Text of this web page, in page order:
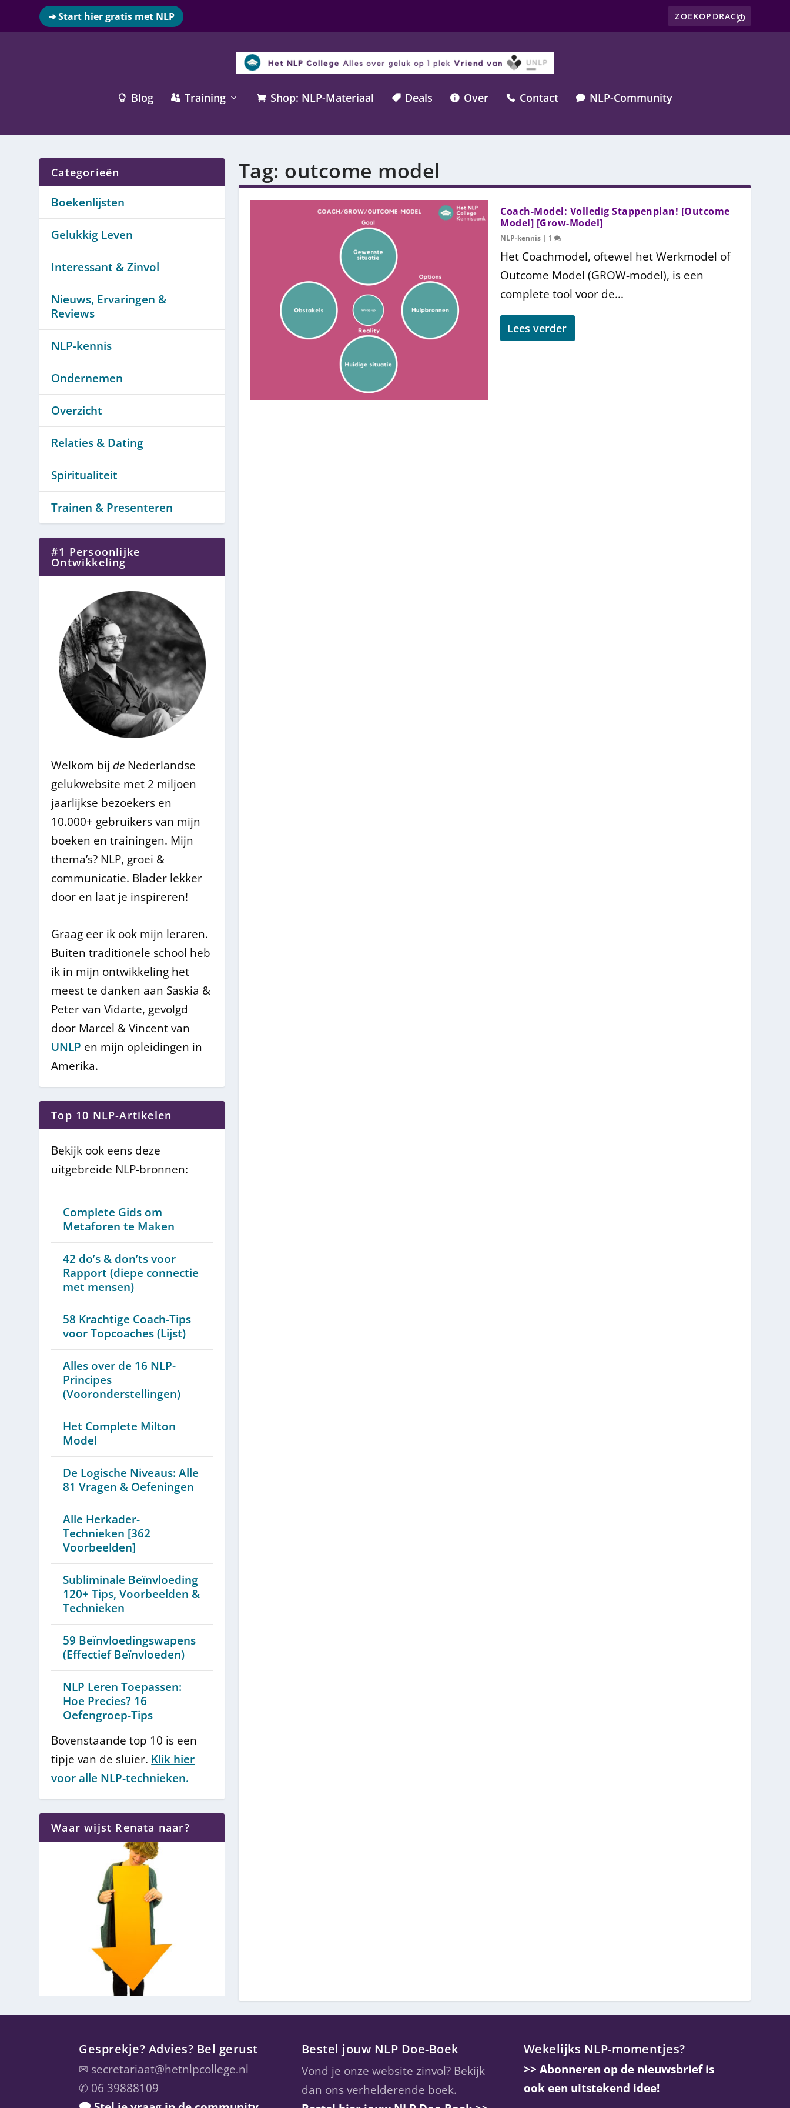
➜ Start hier gratis met NLP
 Blog  Training  Shop: NLP-Materiaal  Deals  Over  Contact  NLP-Community
Tag: outcome model
Coach-Model: Volledig Stappenplan! [Outcome
Model] [Grow-Model]
NLP-kennis | 1
Het Coachmodel, oftewel het Werkmodel of
Outcome Model (GROW-model), is een
complete tool voor de...
Lees verder
Categorieën
Boekenlijsten
Gelukkig Leven
Interessant & Zinvol
Nieuws, Ervaringen &
Reviews
NLP-kennis
Ondernemen
Overzicht
Relaties & Dating
Spiritualiteit
Trainen & Presenteren
#1 Persoonlijke
Ontwikkeling
Welkom bij de Nederlandse
gelukwebsite met 2 miljoen
jaarlijkse bezoekers en
10.000+ gebruikers van mijn
boeken en trainingen. Mijn
thema’s? NLP, groei &
communicatie. Blader lekker
door en laat je inspireren!
Graag eer ik ook mijn leraren.
Buiten traditionele school heb
ik in mijn ontwikkeling het
meest te danken aan Saskia &
Peter van Vidarte, gevolgd
door Marcel & Vincent van
UNLP en mijn opleidingen in
Amerika.
Top 10 NLP-Artikelen
Bekijk ook eens deze
uitgebreide NLP-bronnen:
Complete Gids om
Metaforen te Maken
42 do’s & don’ts voor
Rapport (diepe connectie
met mensen)
58 Krachtige Coach-Tips
voor Topcoaches (Lijst)
Alles over de 16 NLP-
Principes
(Vooronderstellingen)
Het Complete Milton
Model
De Logische Niveaus: Alle
81 Vragen & Oefeningen
Alle Herkader-
Technieken [362
Voorbeelden]
Subliminale Beïnvloeding
120+ Tips, Voorbeelden &
Technieken
59 Beïnvloedingswapens
(Effectief Beïnvloeden)
NLP Leren Toepassen:
Hoe Precies? 16
Oefengroep-Tips
Bovenstaande top 10 is een
tipje van de sluier. Klik hier
voor alle NLP-technieken.
Waar wijst Renata naar?
Gesprekje? Advies? Bel gerust
✉ secretariaat@hetnlpcollege.nl
✆ 06 39888109
Bestel jouw NLP Doe-Boek
Vond je onze website zinvol? Bekijk
dan ons verhelderende boek.
Wekelijks NLP-momentjes?
>> Abonneren op de nieuwsbrief is
ook een uitstekend idee!